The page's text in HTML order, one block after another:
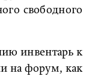
свободного
инвентарь к
на форум, как